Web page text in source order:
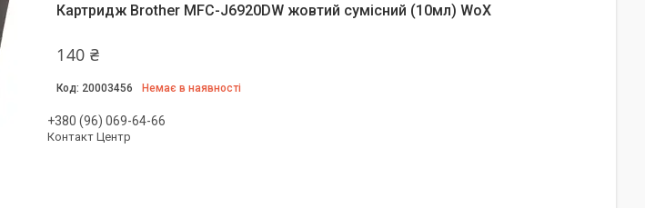
Картридж Brother MFC-J6920DW жовтий сумісний (10мл) WoX
140 ₴
20003456 Немає в наявності
+380 (96) 069-64-66
Контакт Центр